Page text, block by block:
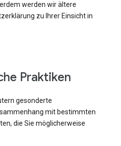
werden wir ältere
zu Ihrer Einsicht in
Praktiken
gesonderte
mit bestimmten
die Sie möglicherweise